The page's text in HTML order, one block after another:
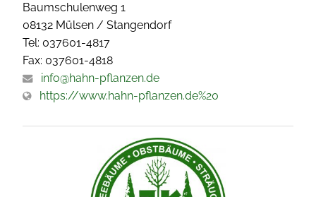
Baumschulenweg 1
08132 Mülsen / Stangendorf
Tel: 037601-4817
Fax: 037601-4818
info@hahn-pflanzen.de
https://www.hahn-pflanzen.de%20